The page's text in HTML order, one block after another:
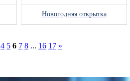
Новогодняя открытка
4 5 6 7 8 ... 16 17 »